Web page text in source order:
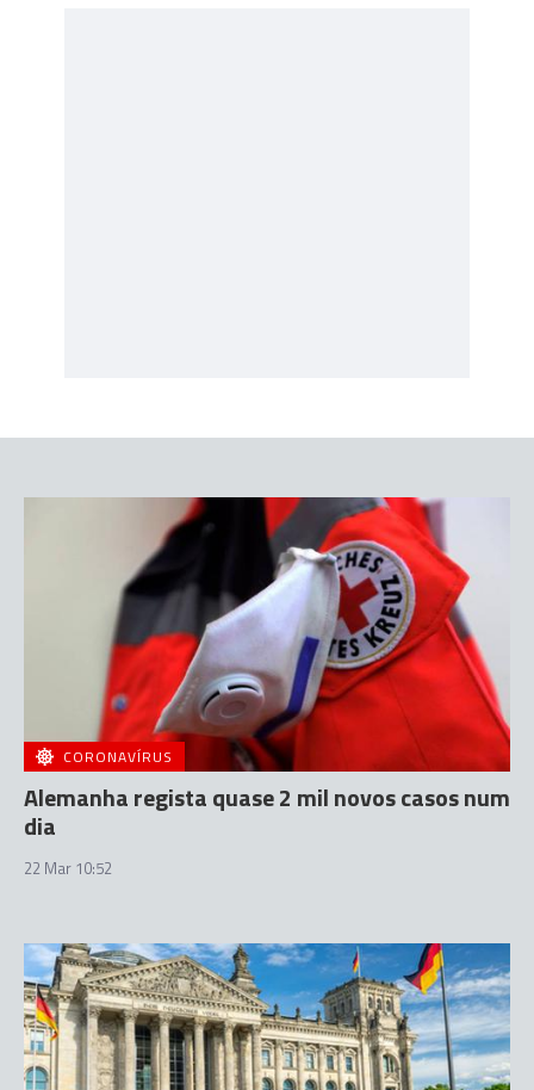
CORONAVÍRUS
Alemanha regista quase 2 mil novos casos num
dia
22 Mar 10:52